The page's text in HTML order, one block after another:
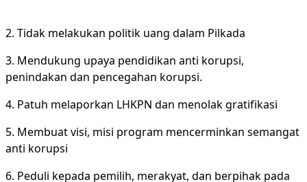
2. Tidak melakukan politik uang dalam Pilkada
3. Mendukung upaya pendidikan anti korupsi,
penindakan dan pencegahan korupsi.
4. Patuh melaporkan LHKPN dan menolak gratifikasi
5. Membuat visi, misi program mencerminkan semangat
anti korupsi
6. Peduli kepada pemilih, merakyat, dan berpihak pada